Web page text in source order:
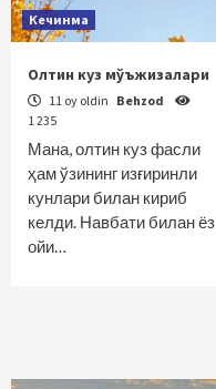
Кечинма
Олтин куз мўъжизалари
11 oy oldin Behzod
1 235
Мана, олтин куз фасли
ҳам ўзининг изғиринли
кунлари билан кириб
келди. Навбати билан ёз
ойи…